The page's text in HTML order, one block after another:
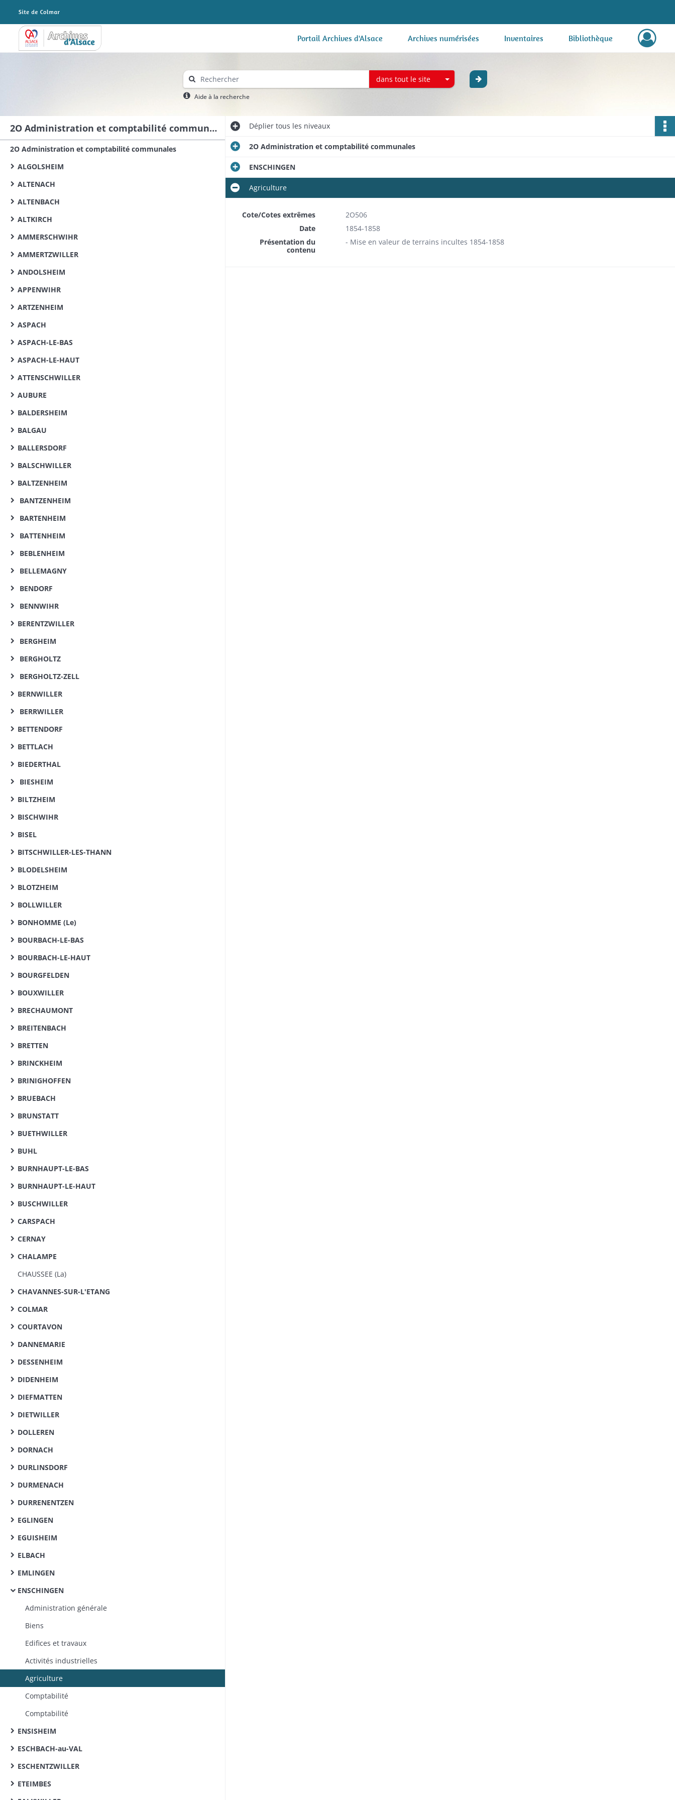
Archives Alsace - Colmar Portail Archives d'Alsace Archives numérisées Inventaires Bibliothèque
dans tout le site
Aide à la recherche
2O Administration et comptabilité communales
2O Administration et comptabilité communales
ALGOLSHEIM
ALTENACH
ALTENBACH
ALTKIRCH
AMMERSCHWIHR
AMMERTZWILLER
ANDOLSHEIM
APPENWIHR
ARTZENHEIM
ASPACH
ASPACH-LE-BAS
ASPACH-LE-HAUT
ATTENSCHWILLER
AUBURE
BALDERSHEIM
BALGAU
BALLERSDORF
BALSCHWILLER
BALTZENHEIM
BANTZENHEIM
BARTENHEIM
BATTENHEIM
BEBLENHEIM
BELLEMAGNY
BENDORF
BENNWIHR
BERENTZWILLER
BERGHEIM
BERGHOLTZ
BERGHOLTZ-ZELL
BERNWILLER
BERRWILLER
BETTENDORF
BETTLACH
BIEDERTHAL
BIESHEIM
BILTZHEIM
BISCHWIHR
BISEL
BITSCHWILLER-LES-THANN
BLODELSHEIM
BLOTZHEIM
BOLLWILLER
BONHOMME (Le)
BOURBACH-LE-BAS
BOURBACH-LE-HAUT
BOURGFELDEN
BOUXWILLER
BRECHAUMONT
BREITENBACH
BRETTEN
BRINCKHEIM
BRINIGHOFFEN
BRUEBACH
BRUNSTATT
BUETHWILLER
BUHL
BURNHAUPT-LE-BAS
BURNHAUPT-LE-HAUT
BUSCHWILLER
CARSPACH
CERNAY
CHALAMPE
CHAUSSEE (La)
CHAVANNES-SUR-L'ETANG
COLMAR
COURTAVON
DANNEMARIE
DESSENHEIM
DIDENHEIM
DIEFMATTEN
DIETWILLER
DOLLEREN
DORNACH
DURLINSDORF
DURMENACH
DURRENENTZEN
EGLINGEN
EGUISHEIM
ELBACH
EMLINGEN
ENSCHINGEN
Administration générale
Biens
Edifices et travaux
Activités industrielles
Agriculture
Comptabilité
Comptabilité
ENSISHEIM
ESCHBACH-au-VAL
ESCHENTZWILLER
ETEIMBES
Dépliertous les niveaux
2O Administration et comptabilité communales
ENSCHINGEN
Agriculture
Cote/Cotes extrêmes
2O506
Date
1854-1858
Présentation du
contenu
- Mise en valeur de terrains incultes 1854-1858